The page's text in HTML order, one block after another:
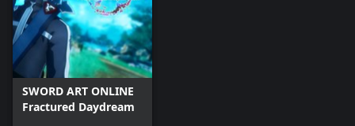
SWORD ART ONLINE
Fractured Daydream